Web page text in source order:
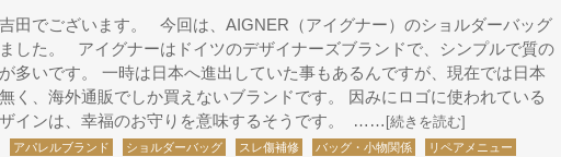
田でございます。 今回は、AIGNER（アイグナー）のショルダーバッグ
した。 アイグナーはドイツのデザイナーズブランドで、シンプルで質の
多いです。 一時は日本へ進出していた事もあるんですが、現在では日本
く、海外通販でしか買えないブランドです。 因みにロゴに使われている
インは、幸福のお守りを意味するそうです。 …… [続きを読む]
アパレルブランド ショルダーバッグ スレ傷補修 バッグ・小物関係
リペアメニュー